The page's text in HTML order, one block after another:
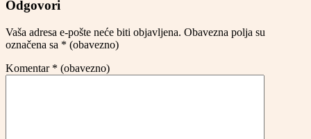
Odgovori
Vaša adresa e-pošte neće biti objavljena. Obavezna polja su
označena sa * (obavezno)
Komentar * (obavezno)